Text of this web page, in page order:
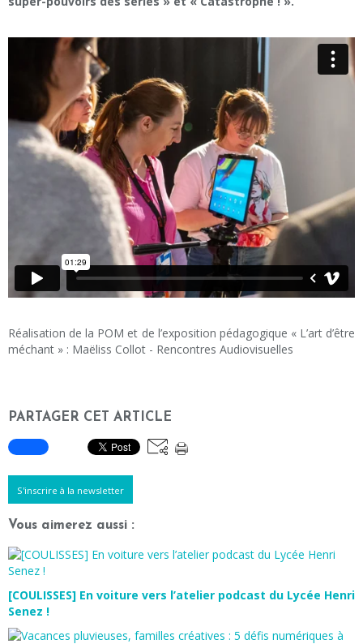
Réalisation de la POM et de l’exposition pédagogique « L’art d’être
méchant » : Maëliss Collot - Rencontres Audiovisuelles
PARTAGER CET ARTICLE
S'inscrire à la newsletter
Vous aimerez aussi :
[COULISSES] En voiture vers l’atelier podcast du Lycée Henri
Senez !